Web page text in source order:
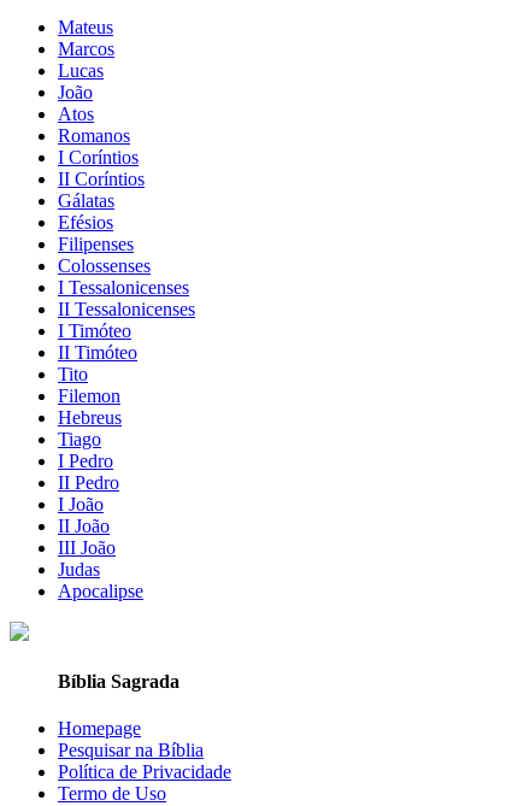
Mateus
Marcos
Lucas
João
Atos
Romanos
I Coríntios
II Coríntios
Gálatas
Efésios
Filipenses
Colossenses
I Tessalonicenses
II Tessalonicenses
I Timóteo
II Timóteo
Tito
Filemon
Hebreus
Tiago
I Pedro
II Pedro
I João
II João
III João
Judas
Apocalipse
Bíblia Sagrada
Homepage
Pesquisar na Bíblia
Política de Privacidade
Termo de Uso